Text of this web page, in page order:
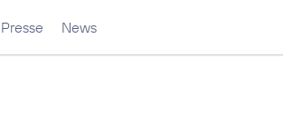
Presse News